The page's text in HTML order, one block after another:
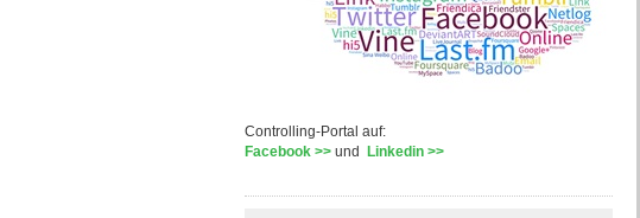
Controlling-Portal auf:
Facebook >>und Linkedin >>